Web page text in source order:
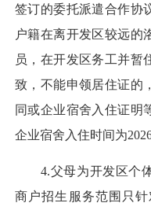
签订的委托派遣合作协
户籍在离开发区较远的
员，在开发区务工并暂
致，不能申领居住证的
同或企业宿舍入住证明
企业宿舍入住时间为
4.父母为开发区个体
商户招生服务范围只